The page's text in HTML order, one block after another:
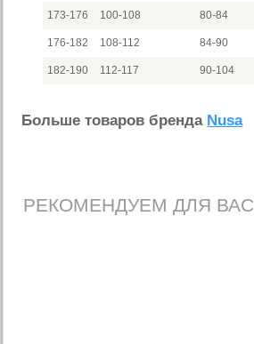
173-176 100-108 80-84
176-182 108-112 84-90
182-190 112-117 90-104
Больше товаров бренда Nusa
РЕКОМЕНДУЕМ ДЛЯ ВАС